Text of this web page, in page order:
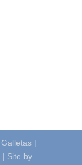
Galletas |
| Site by